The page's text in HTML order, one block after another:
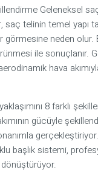
Geleneksel
saç telinin temel yapı
görmesine neden
ile sonuçlanır.
hava
8 farklı
gücüyle
gerçekleştiriyor.
başlık sistemi,